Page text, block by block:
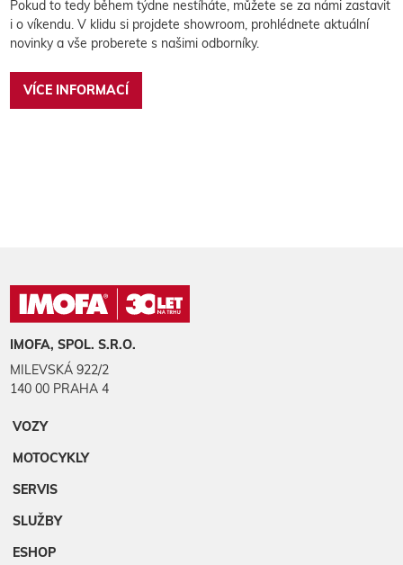
Pokud to tedy během týdne nestíháte, můžete se za námi zastavit
i o víkendu. V klidu si projdete showroom, prohlédnete aktuální
novinky a vše proberete s našimi odborníky.
VÍCE INFORMACÍ
IMOFA, SPOL. S.R.O.
MILEVSKÁ 922/2
140 00 PRAHA 4
VOZY
MOTOCYKLY
SERVIS
SLUŽBY
ESHOP